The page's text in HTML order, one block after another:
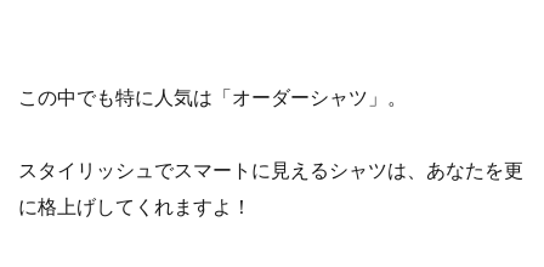
この中でも特に人気は「オーダーシャツ」。
スタイリッシュでスマートに見えるシャツは、あなたを更
に格上げしてくれますよ！